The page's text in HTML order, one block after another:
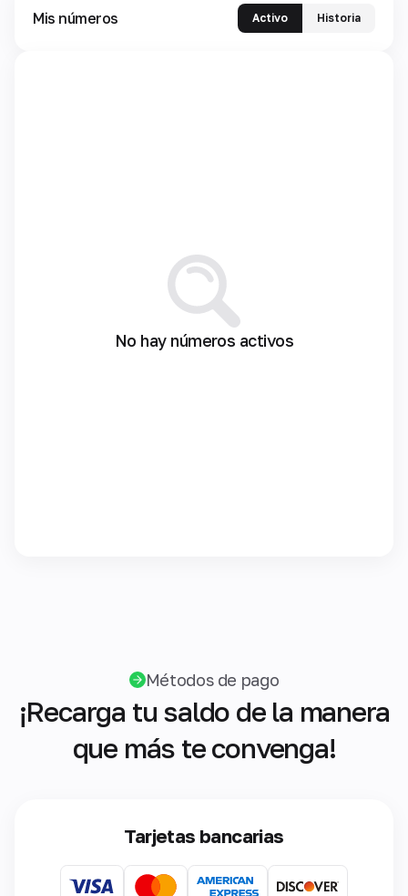
Mis números Activo Historia
No hay números activos
Métodos de pago
¡Recarga tu saldo de la manera
que más te convenga!
Tarjetas bancarias